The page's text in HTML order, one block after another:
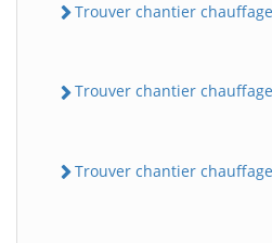
Trouver chantier chauffage
Trouver chantier chauffage
Trouver chantier chauffage